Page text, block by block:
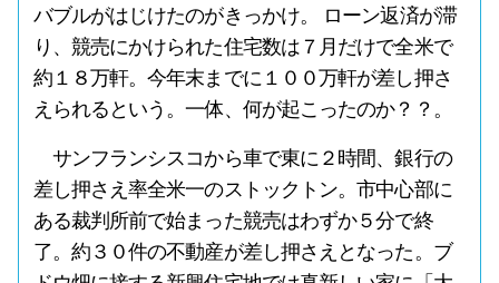
バブルがはじけたのがきっかけ。 ローン返済が滞
り、競売にかけられた住宅数は７月だけで全米で
約１８万軒。今年末までに１００万軒が差し押さ
えられるという。一体、何が起こったのか？？。
サンフランシスコから車で東に２時間、銀行の
差し押さえ率全米一のストックトン。市中心部に
ある裁判所前で始まった競売はわずか５分で終
了。約３０件の不動産が差し押さえとなった。ブ